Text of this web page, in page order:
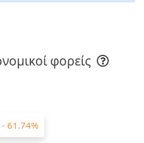
φορείς
61.74%